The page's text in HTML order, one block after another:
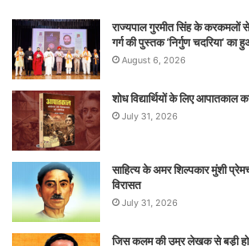
राज्यपाल गुरमीत सिंह के
गर्ग की पुस्तक ‘निर्गुण चदरिया’ का
August 6, 2026
शोध विद्यार्थियों के लिए आपातकाल
July 31, 2026
साहित्य के अमर शिल्पकार मुंशी
विरासत
July 31, 2026
जिस कलम की उम्र लेखक से बड़ी हो